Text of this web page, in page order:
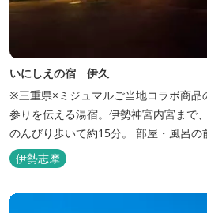
いにしえの宿 伊久
※三重県×ミジュマルご当地コラボ商品のアメニテ
参りを伝える湯宿。伊勢神宮内宮まで
のんびり歩いて約15分。 部屋・風呂
のまま内宮の森へと連なっています。
る・・そんな気持ちになる宿です。 館
なる３つの貸切露天風呂を楽しめます
伊勢志摩